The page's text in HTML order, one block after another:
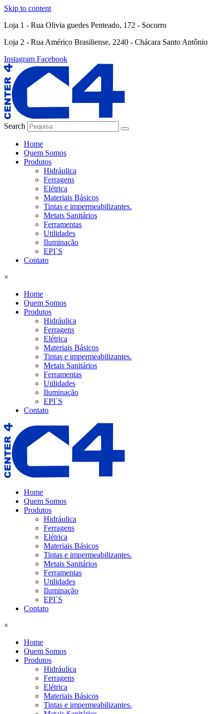
Skip to content
Loja 1 - Rua Olivia guedes Penteado, 172 - Socorro
Loja 2 - Rua Américo Brasiliense, 2240 - Chácara Santo Antônio
Instagram Facebook
Search
Home
Quem Somos
Produtos
Hidráulica
Ferragens
Elétrica
Materiais Básicos
Tintas e impermeabilizantes.
Metais Sanitários
Ferramentas
Utilidades
Iluminação
EPI´S
Contato
×
Home
Quem Somos
Produtos
Hidráulica
Ferragens
Elétrica
Materiais Básicos
Tintas e impermeabilizantes.
Metais Sanitários
Ferramentas
Utilidades
Iluminação
EPI´S
Contato
Home
Quem Somos
Produtos
Hidráulica
Ferragens
Elétrica
Materiais Básicos
Tintas e impermeabilizantes.
Metais Sanitários
Ferramentas
Utilidades
Iluminação
EPI´S
Contato
×
Home
Quem Somos
Produtos
Hidráulica
Ferragens
Elétrica
Materiais Básicos
Tintas e impermeabilizantes.